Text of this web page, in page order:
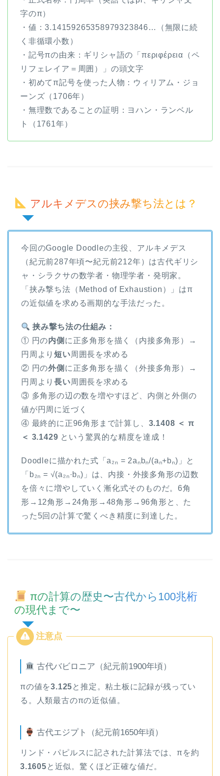
字のπ）
・値：3.14159265358979323846…（無限に続
く非循環小数）
・記号πの由来：ギリシャ語の「περιφέρεια（ペ
リフェレイア＝周囲）」の頭文字
・初めてπ記号を使った人物：ウィリアム・ジョ
ーンズ（1706年）
・無理数であることの証明：ヨハン・ランベル
ト（1761年）
アルキメデスの挟み撃ち法とは？
今回のGoogle Doodleの主役、アルキメデス
（紀元前287年頃〜紀元前212年）は古代ギリシ
ャ・シラクサの数学者・物理学者・発明家。
「挟み撃ち法（Method of Exhaustion）」はπ
の近似値を求める画期的な手法だった。
挟み撃ち法の仕組み：
① 円の内側 に正多角形を描く（内接多角形）→
円周より短い周囲長を求める
② 円の外側 に正多角形を描く（外接多角形）→
円周より長い周囲長を求める
③ 多角形の辺の数を増やすほど、内側と外側の
値が円周に近づく
④ 最終的に正96角形まで計算し、 3.1408 ＜ π
＜ 3.1429 という驚異的な精度を達成！
Doodleに描かれた式「a₂ₙ = 2aₙbₙ/(aₙ+bₙ)」と
「b₂ₙ = √(a₂ₙ·bₙ)」は、内接・外接多角形の辺数
を倍々に増やしていく漸化式そのものだ。6角
形→12角形→24角形→48角形→96角形と、た
った5回の計算で驚くべき精度に到達した。
πの計算の歴史〜古代から100兆桁
の現代まで〜
古代バビロニア（紀元前1900年頃）
πの値を3.125 と推定。粘土板に記録が残ってい
る。人類最古のπの近似値。
古代エジプト（紀元前1650年頃）
リンド・パピルスに記された計算法では、πを約
3.1605 と近似。驚くほど正確な値だ。